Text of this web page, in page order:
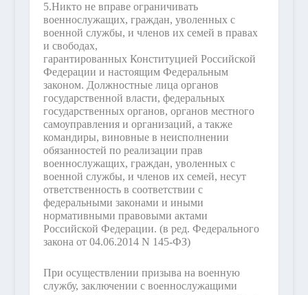
5.Никто не вправе ограничивать
военнослужащих, граждан, уволенных с
военной службы, и членов их семей в правах
и свободах,
гарантированных Конституцией Российской
Федерации и настоящим Федеральным
законом. Должностные лица органов
государственной власти, федеральных
государственных органов, органов местного
самоуправления и организаций, а также
командиры, виновные в неисполнении
обязанностей по реализации прав
военнослужащих, граждан, уволенных с
военной службы, и членов их семей, несут
ответственность в соответствии с
федеральными законами и иными
нормативными правовыми актами
Российской Федерации. (в ред. Федерального
закона от 04.06.2014 N 145-ФЗ)
При осуществлении призыва на военную
службу, заключении с военнослужащими